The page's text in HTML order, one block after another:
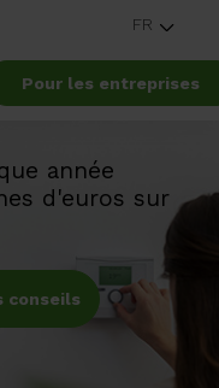
FR
Pour les entreprises
année
d'euros sur
conseils